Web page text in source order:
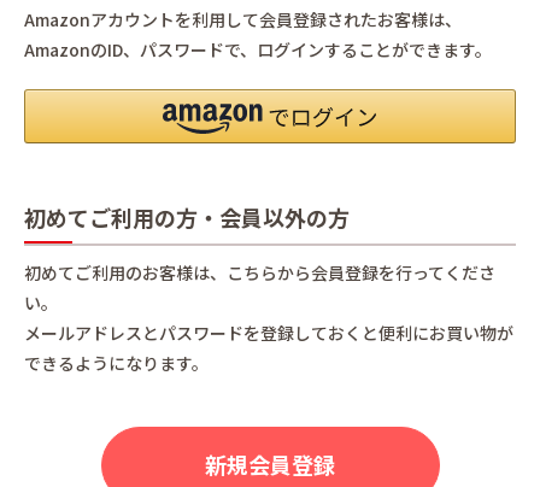
Amazonアカウントを利用して会員登録されたお客様は、
AmazonのID、パスワードで、ログインすることができます。
初めてご利用の方・会員以外の方
初めてご利用のお客様は、こちらから会員登録を行ってくださ
い。
メールアドレスとパスワードを登録しておくと便利にお買い物が
できるようになります。